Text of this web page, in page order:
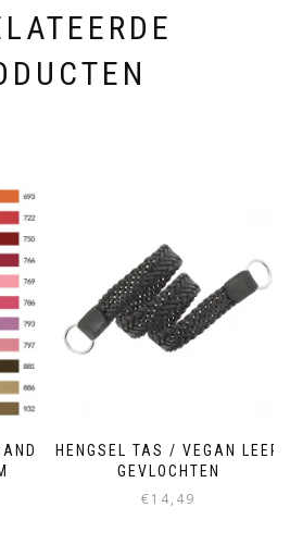
HENGSEL TAS / VEGAN LEER
GEVLOCHTEN
€14,49